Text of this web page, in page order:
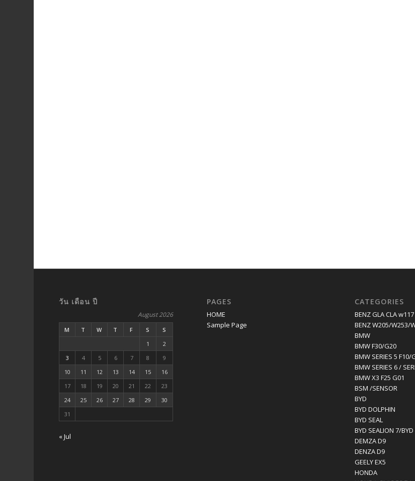
วัน เดือน ปี
August 2026
M T W T F S
S
1
2
3
4 5 6 7 8
9
10
11 12 13 14 15
16
17
18 19 20 21 22
23
24
25 26 27 28 29
30
31
« Jul
PAGES
HOME
Sample Page
CATEGORIES
BENZ GLA CLA w117
BENZ W205/W253/
BMW
BMW F30/G20
BMW SERIES 5 F10/
BMW SERIES 6 /
BMW X3 F25 G01
BSM /SENSOR
BYD
BYD DOLPHIN
BYD SEAL
BYD SEALION 7/
DEMZA D9
DENZA D9
GEELY EX5
HONDA